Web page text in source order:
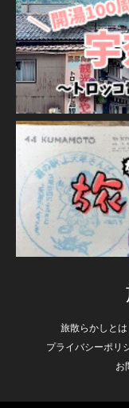
旅散らかしとは
プライバシーポリ
お